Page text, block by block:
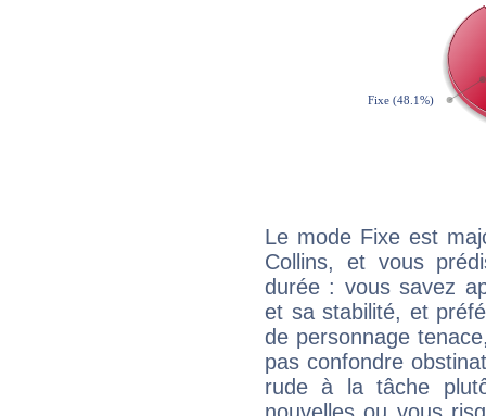
Le mode Fixe est
Collins, et vous
durée : vous savez
et sa stabilité, et
de personnage
pas confondre
rude à la tâche